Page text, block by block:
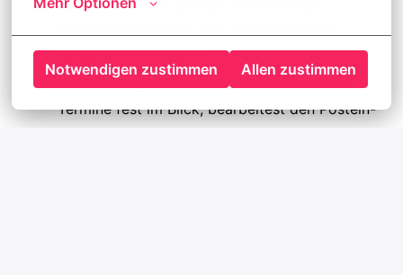
Notwendigen zustimmen Allen zustimmen
Mandantenakten, pflegst Stammdaten,
eingehende Anfragen.
Kanzlei-Organisation:
Du hast Fristen und
Termine fest im Blick, bearbeitest den Postein-